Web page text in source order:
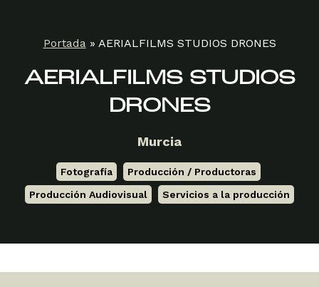
Portada » AERIALFILMS STUDIOS DRONES
AERIALFILMS STUDIOS
DRONES
Murcia
Fotografía Producción / Productoras
Producción Audiovisual
Servicios a la producción